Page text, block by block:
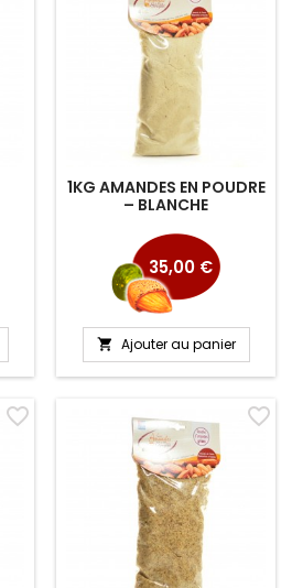
1KG AMANDES EN POUDRE
– BLANCHE
Prix
35,00 €
 Ajouter au panier
favorite_border favorite_border